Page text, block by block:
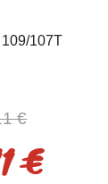
107T
€
€